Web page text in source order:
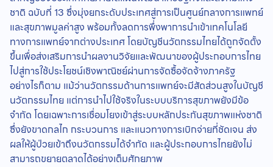
ชาติ ฉบับที่ 13 ซึ่งมุ่งยกระดับประเทศสู่การเป็นศูนย์กลางการแพทย์
และสุขภาพมูลค่าสูง พร้อมทั้งลดการพึ่งพาการนำเข้าเทคโนโลยี
ทางการแพทย์จากต่างประเทศ โดยบัญชีนวัตกรรมไทยได้ถูกจัดตั้ง
ขึ้นเพื่อส่งเสริมการนำผลงานวิจัยและพัฒนาของผู้ประกอบการไทย
ไปสู่การใช้ประโยชน์เชิงพาณิชย์ผ่านการจัดซื้อจัดจ้างภาครัฐ
อย่างไรก็ตาม แม้ว่านวัตกรรมด้านการแพทย์จะมีสัดส่วนสูงในบัญชี
นวัตกรรมไทย แต่การนำไปใช้จริงในระบบบริการสุขภาพยังมีข้อ
จำกัด โดยเฉพาะการเชื่อมโยงเข้าสู่ระบบหลักประกันสุขภาพแห่งชาติ
ซึ่งยังขาดกลไก กระบวนการ และแนวทางการเบิกจ่ายที่ชัดเจน ส่ง
ผลให้ผู้ป่วยเข้าถึงนวัตกรรมได้จำกัด และผู้ประกอบการไทยยังไม่
สามารถขยายตลาดได้อย่างเต็มศักยภาพ